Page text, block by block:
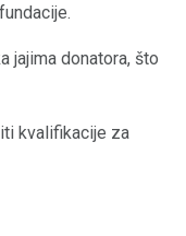
jajima donatora, što
kvalifikacije za